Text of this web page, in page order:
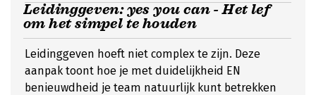
Leidinggeven: yes you can - Het lef
om het simpel te houden
Leidinggeven hoeft niet complex te zijn. Deze
aanpak toont hoe je met duidelijkheid EN
benieuwdheid je team natuurlijk kunt betrekken